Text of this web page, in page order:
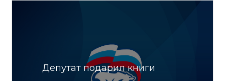
Депутат подарил книги